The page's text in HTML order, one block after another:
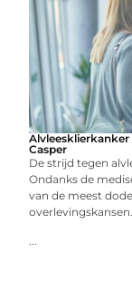
Casper
De strijd tegen
Ondanks de
van de meest
overlevingskansen.
...